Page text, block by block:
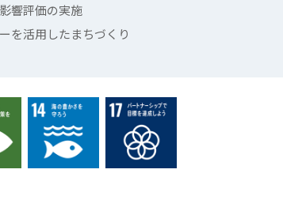
響評価の実施
を活用したまちづくり